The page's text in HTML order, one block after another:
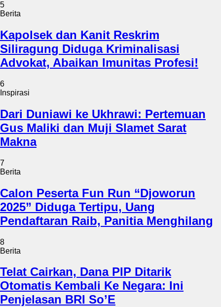
5
Berita
Kapolsek dan Kanit Reskrim
Siliragung Diduga Kriminalisasi
Advokat, Abaikan Imunitas Profesi!
6
Inspirasi
Dari Duniawi ke Ukhrawi: Pertemuan
Gus Maliki dan Muji Slamet Sarat
Makna
7
Berita
Calon Peserta Fun Run “Djoworun
2025” Diduga Tertipu, Uang
Pendaftaran Raib, Panitia Menghilang
8
Berita
Telat Cairkan, Dana PIP Ditarik
Otomatis Kembali Ke Negara: Ini
Penjelasan BRI So’E